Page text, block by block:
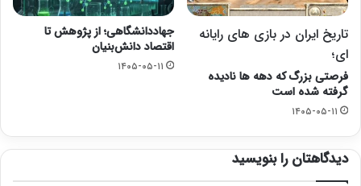
تاریخ ایران در بازی های رایانه
ای؛
فرصتی بزرگ که دهه ها نادیده
گرفته شده است
۱۴۰۵-۰۵-۱۱
جهاددانشگاهی؛ از پژوهش تا
اقتصاد دانش‌بنیان
۱۴۰۵-۰۵-۱۱
دیدگاهتان را بنویسید